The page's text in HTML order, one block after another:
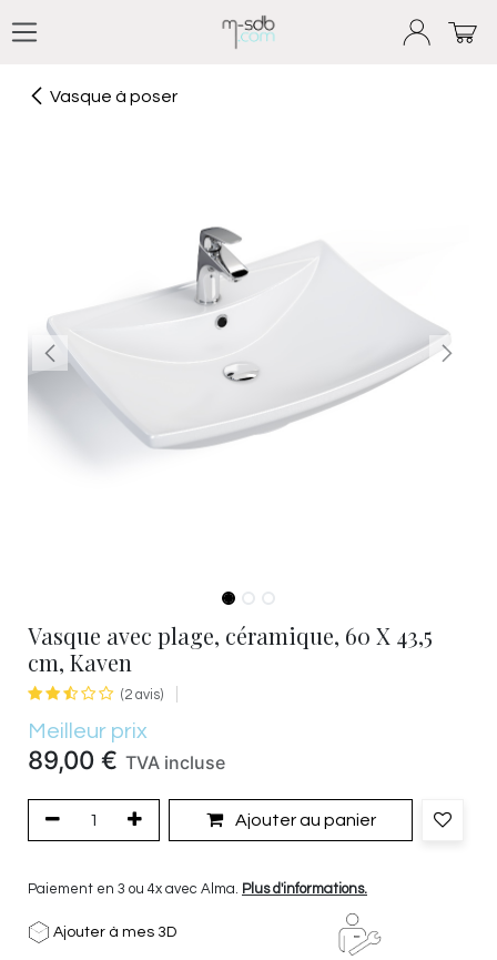
Vasque à poser
Vasque avec plage, céramique, 60 X 43,5
cm, Kaven
(2 avis)
Meilleur prix
89,00 € TVA incluse
Ajouter au panier
Paiement en 3 ou 4x avec Alma. Plus d'informations.
Ajouter à mes 3D